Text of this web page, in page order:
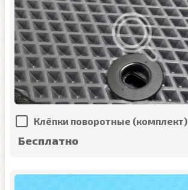
Клёпки поворотные (комплект)
Бесплатно